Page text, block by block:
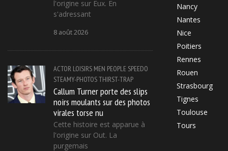
l'origine sur Eux. En
s'adressant
8 août 2026
ACTOR LOISIRS MEN PEOPLE SPEEDO
STEAMY-PHOTOSTHIRST-TRAP
Callum Turner porte des slips
noirs moulants sur des photos
virales torse nu
Cette histoire est apparue à
l'origine sur Out. La
purgemais
Nancy
Nantes
Nice
Poitiers
Rennes
Rouen
Strasbourg
Tignes
Toulouse
Tours